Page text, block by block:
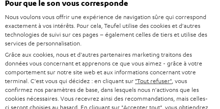
à
l
a
n
e
w
s
BARRES DE SON
STEREO
SMART HOME
BLUETOOTH
SUPPORT
CARRIÈRE
PRESSE
B2B
Boutiques en ligne Teufel
ALLEMAGNE
AUTRICHE
SUISSE
Pour que le son vous corresponde
Nous voulons vous offrir une expérience de navigation sûre qui correspond
exactement à vos intérêts. Pour cela, Teufel utilise des cookies et d'autres
technologies de suivi sur ces pages – également celles de tiers et utilise des
services de personnalisation.
Grâce aux cookies, nous et d'autres partenaires marketing traitons des
données vous concernant et apprenons ce que vous aimez - grâce à votre
comportement sur notre site web et aux informations concernant votre
terminal. C'est vous qui décidez : en cliquant sur "Tout refuser" , vous
confirmez nos paramètres de base, dans lesquels nous n'activons que les
cookies nécessaires. Vous recevrez ainsi des recommandations, mais celles-
ci seront choisies au hasard. En cliquant sur "Accepter tout" , vous obtiendrez